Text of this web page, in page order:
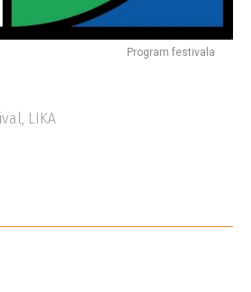
Program festivala
, LIKA